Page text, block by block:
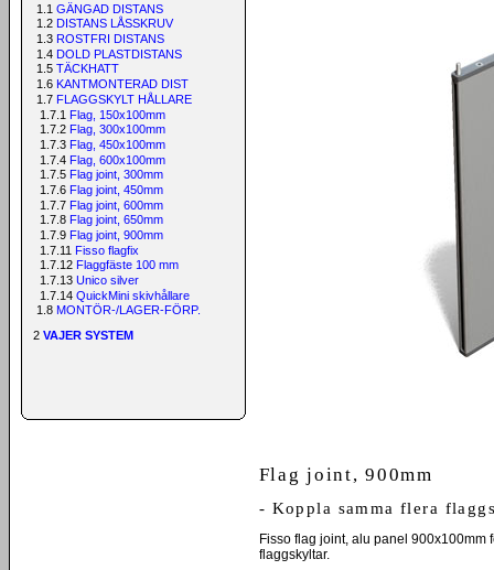
1.1 GÄNGAD DISTANS
1.2 DISTANS LÅSSKRUV
1.3 ROSTFRI DISTANS
1.4 DOLD PLASTDISTANS
1.5 TÄCKHATT
1.6 KANTMONTERAD DIST
1.7 FLAGGSKYLT HÅLLARE
1.7.1 Flag, 150x100mm
1.7.2 Flag, 300x100mm
1.7.3 Flag, 450x100mm
1.7.4 Flag, 600x100mm
1.7.5 Flag joint, 300mm
1.7.6 Flag joint, 450mm
1.7.7 Flag joint, 600mm
1.7.8 Flag joint, 650mm
1.7.9 Flag joint, 900mm
1.7.11 Fisso flagfix
1.7.12 Flaggfäste 100 mm
1.7.13 Unico silver
1.7.14 QuickMini skivhållare
1.8 MONTÖR-/LAGER-FÖRP.
2 VAJER SYSTEM
Flag joint, 900mm
- Koppla samma flera
Fisso flag joint, alu panel 900x100mm
flaggskyltar.